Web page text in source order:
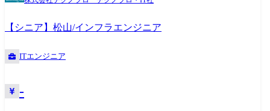
【シニア】松山/インフラエンジニア
ITエンジニア
-